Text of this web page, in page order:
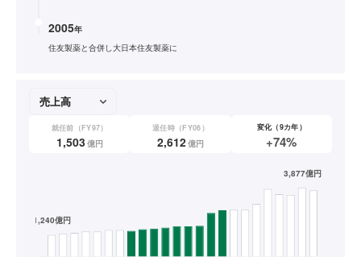
2005年
住友製薬と合併し大日本住友製薬に
就任前（FY97）
1,503億円
退任時（FY06）
2,612億円
変化（9カ年）
+74%